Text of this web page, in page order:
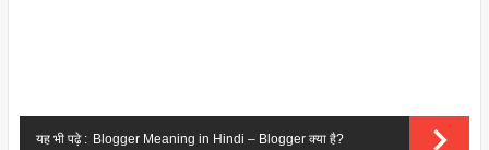
यह भी पढ़े : Blogger Meaning in Hindi – Blogger क्या है?